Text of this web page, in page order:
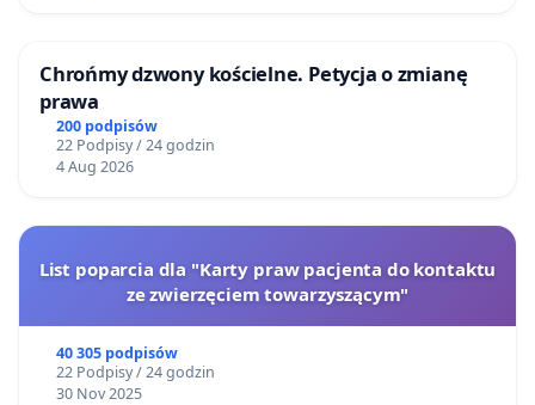
Chrońmy dzwony kościelne. Petycja o zmianę
prawa
200 podpisów
22 Podpisy / 24 godzin
4 Aug 2026
List poparcia dla "Karty praw pacjenta do kontaktu
ze zwierzęciem towarzyszącym"
40 305 podpisów
22 Podpisy / 24 godzin
30 Nov 2025